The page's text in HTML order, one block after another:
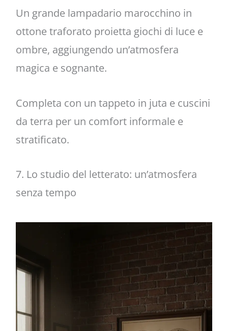
Un grande lampadario marocchino in
ottone traforato proietta giochi di luce e
ombre, aggiungendo un’atmosfera
magica e sognante.
Completa con un tappeto in juta e cuscini
da terra per un comfort informale e
stratificato.
7. Lo studio del letterato: un’atmosfera
senza tempo